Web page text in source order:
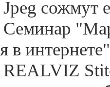
Jpeg сожмут
Семинар
в интернете"
REALVIZ